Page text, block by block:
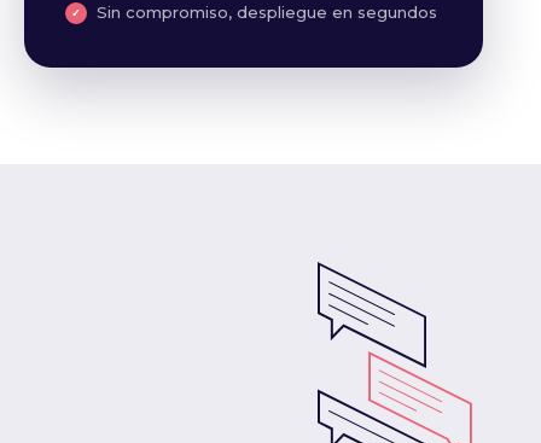
Sin compromiso, despliegue en segundos